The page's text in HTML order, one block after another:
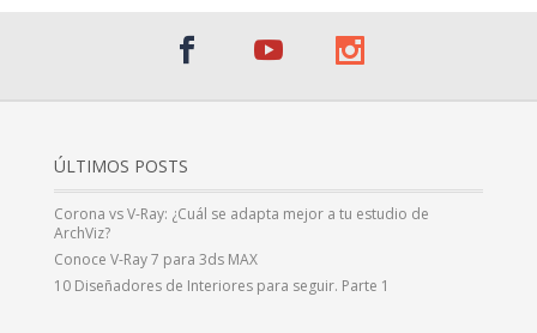
ÚLTIMOS POSTS
Corona vs V-Ray: ¿Cuál se adapta mejor a tu estudio de
ArchViz?
Conoce V-Ray 7 para 3ds MAX
10 Diseñadores de Interiores para seguir. Parte 1